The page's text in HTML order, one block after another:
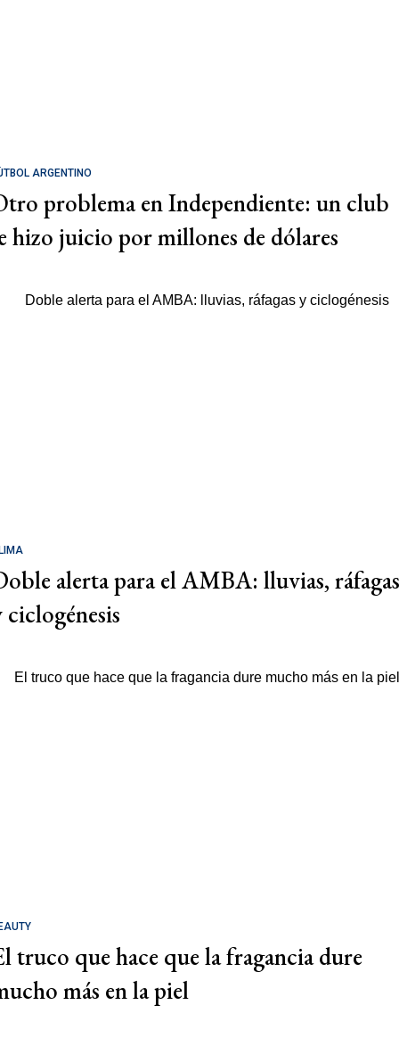
ARGENTINO
problema en Independiente: un club
hizo juicio por millones de dólares
alerta para el AMBA: lluvias, ráfagas
ciclogénesis
truco que hace que la fragancia dure
más en la piel